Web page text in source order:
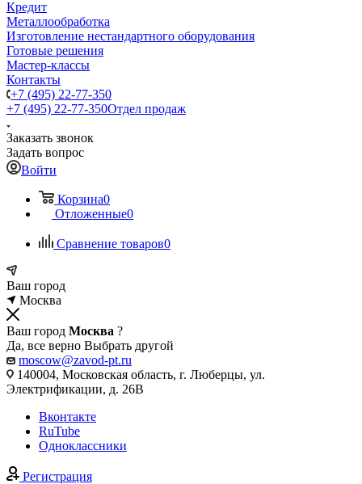
Кредит
Металлообработка
Изготовление нестандартного оборудования
Готовые решения
Мастер-классы
Контакты
+7 (495) 22-77-350
+7 (495) 22-77-350Отдел продаж
Заказать звонок
Задать вопрос
Войти
Корзина0
Отложенные0
Сравнение товаров0
Ваш город
Москва
Ваш город Москва ?
Да, все верно Выбрать другой
moscow@zavod-pt.ru
140004, Московская область, г. Люберцы, ул.
Электрификации, д. 26В
Вконтакте
RuTube
Одноклассники
Регистрация